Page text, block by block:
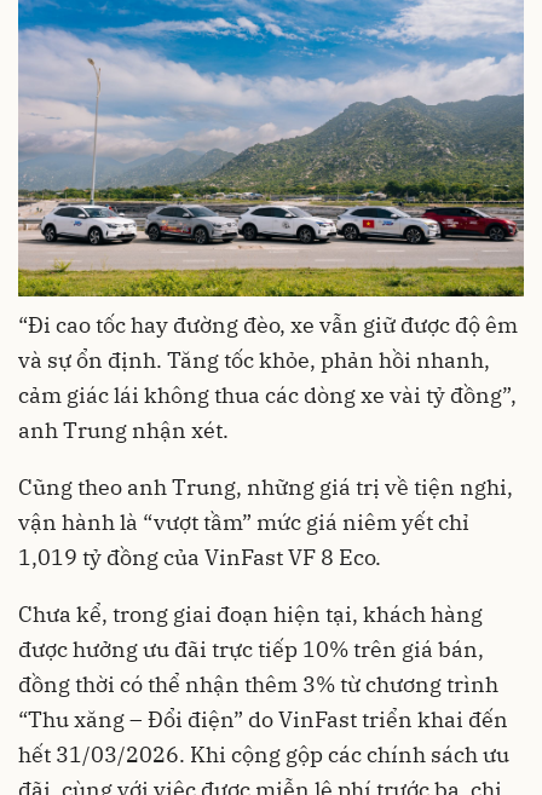
“Đi cao tốc hay đường đèo, xe vẫn giữ được độ êm
và sự ổn định. Tăng tốc khỏe, phản hồi nhanh,
cảm giác lái không thua các dòng xe vài tỷ đồng”,
anh Trung nhận xét.
Cũng theo anh Trung, những giá trị về tiện nghi,
vận hành là “vượt tầm” mức giá niêm yết chỉ
1,019 tỷ đồng của VinFast VF 8 Eco.
Chưa kể, trong giai đoạn hiện tại, khách hàng
được hưởng ưu đãi trực tiếp 10% trên giá bán,
đồng thời có thể nhận thêm 3% từ chương trình
“Thu xăng – Đổi điện” do VinFast triển khai đến
hết 31/03/2026. Khi cộng gộp các chính sách ưu